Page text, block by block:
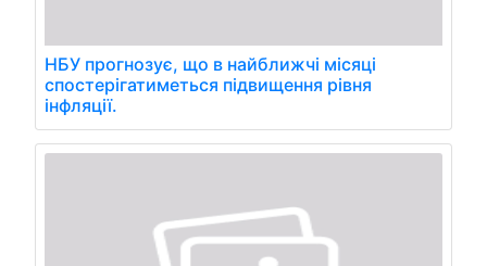
НБУ прогнозує, що в найближчі місяці
спостерігатиметься підвищення рівня
інфляції.